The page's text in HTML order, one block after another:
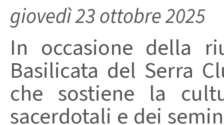
giovedì 23 ottobre 2025
In occasione della
Basilicata del Serra
che sostiene la
sacerdotali e dei